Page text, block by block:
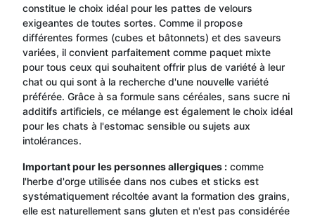
constitue le choix idéal pour les pattes de velours
exigeantes de toutes sortes. Comme il propose
différentes formes (cubes et bâtonnets) et des saveurs
variées, il convient parfaitement comme paquet mixte
pour tous ceux qui souhaitent offrir plus de variété à leur
chat ou qui sont à la recherche d'une nouvelle variété
préférée. Grâce à sa formule sans céréales, sans sucre ni
additifs artificiels, ce mélange est également le choix idéal
pour les chats à l'estomac sensible ou sujets aux
intolérances.
Important pour les personnes allergiques : comme
l'herbe d'orge utilisée dans nos cubes et sticks est
systématiquement récoltée avant la formation des grains,
elle est naturellement sans gluten et n'est pas considérée